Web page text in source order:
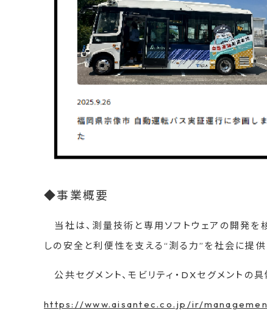
◆事業概要
当社は、測量技術と専用ソフトウェアの開発を
しの安全と利便性を支える“測る力”を社会に提供
公共セグメント、モビリティ・DXセグメントの
https://www.aisantec.co.jp/ir/